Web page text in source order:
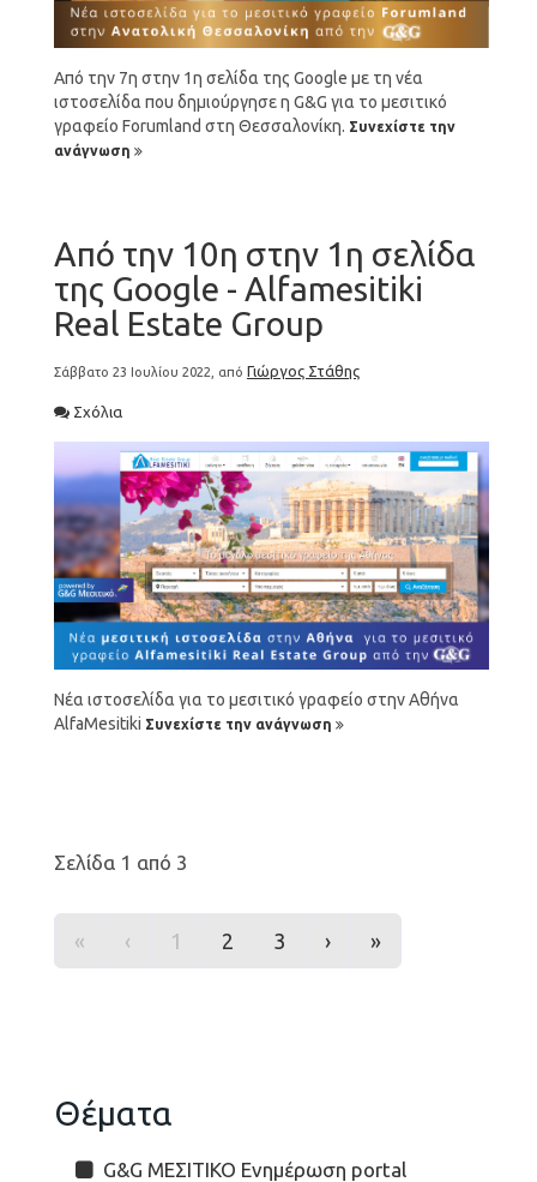
Από την 7η στην 1η σελίδα της Google με τη νέα
ιστοσελίδα που δημιούργησε η G&G για το μεσιτικό
γραφείο Forumland στη Θεσσαλονίκη. Συνεχίστε την
ανάγνωση
Από την 10η στην 1η σελίδα
της Google - Alfamesitiki
Real Estate Group
Σάββατο 23 Ιουλίου 2022, από Γιώργος Στάθης
Σχόλια
Νέα ιστοσελίδα για το μεσιτικό γραφείο στην Αθήνα
AlfaMesitiki Συνεχίστε την ανάγνωση
Σελίδα 1 από 3
« ‹ 1 2 3 › »
Θέματα
G&G ΜΕΣΙΤΙΚΟ Ενημέρωση portal